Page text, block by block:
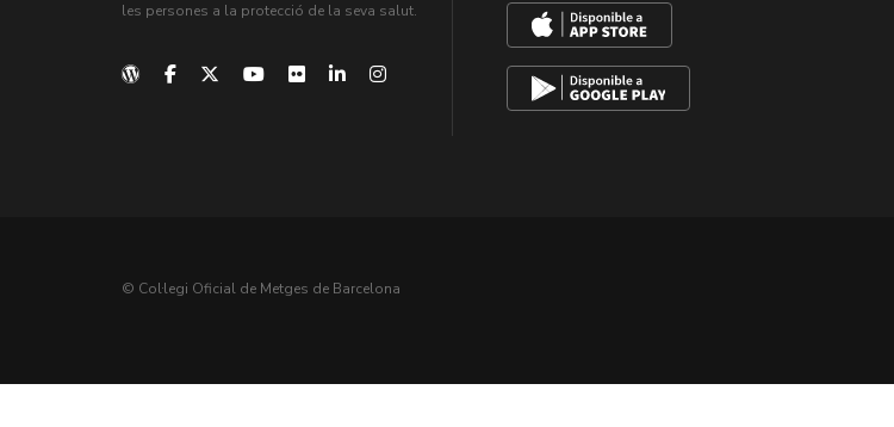
les persones a la protecció de la seva salut.
© Col·legi Oficial de Metges de Barcelona